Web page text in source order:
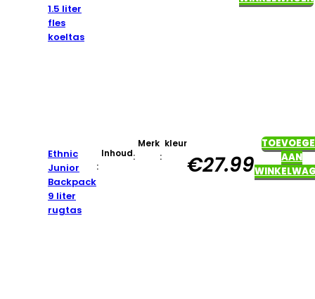
1.5 liter
fles
koeltas
Ethnic
Junior
Backpack
9 liter
rugtas
Inhoud
:
Merk
:
kleur
:
€27.99
AAN